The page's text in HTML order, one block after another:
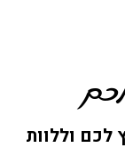
לכם וללוות